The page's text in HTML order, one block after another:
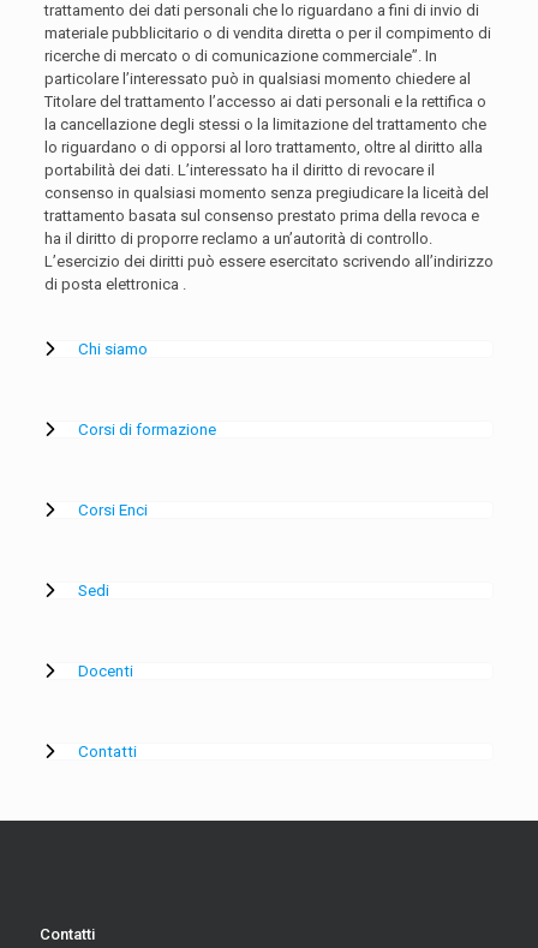
trattamento dei dati personali che lo riguardano a fini di invio di
materiale pubblicitario o di vendita diretta o per il compimento di
ricerche di mercato o di comunicazione commerciale”. In
particolare l’interessato può in qualsiasi momento chiedere al
Titolare del trattamento l’accesso ai dati personali e la rettifica o
la cancellazione degli stessi o la limitazione del trattamento che
lo riguardano o di opporsi al loro trattamento, oltre al diritto alla
portabilità dei dati. L’interessato ha il diritto di revocare il
consenso in qualsiasi momento senza pregiudicare la liceità del
trattamento basata sul consenso prestato prima della revoca e
ha il diritto di proporre reclamo a un’autorità di controllo.
L’esercizio dei diritti può essere esercitato scrivendo all’indirizzo
di posta elettronica .
Chi siamo
Corsi di formazione
Corsi Enci
Sedi
Docenti
Contatti
Contatti